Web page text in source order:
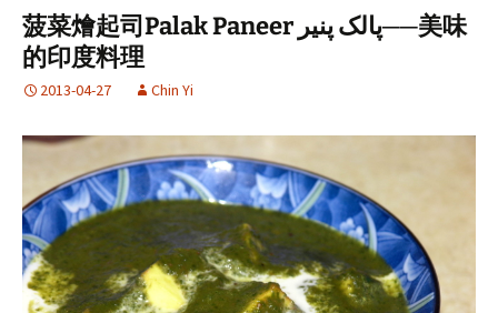
菠菜燴起司Palak Paneer پالک پنیر──美味
的印度料理
2013-04-27 Chin Yi